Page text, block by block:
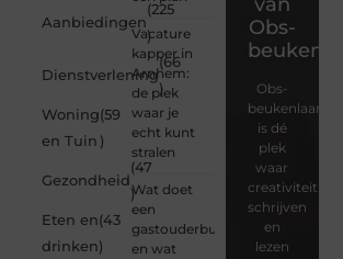
Aanbiedingen
(225
)
Dienstverlening
(66
)
Woning
en Tuin
(59
)
Gezondheid
(47
)
Eten en
drinken
(43
)
Vacature
kapper in
Arnhem:
de plek
waar je
echt kunt
stralen
Wat doet
een
gastouderbureau
en wat
Obs-
Obs-
beukenlaan.nl
is dé
plek
waar
creativiteit,
schrijven
en
lezen